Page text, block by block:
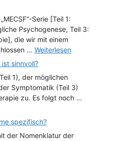
Serie [Teil 1:
Psychogenese, Teil 3:
die wir mit einem
... Weiterlesen
ist sinnvoll?
1), der möglichen
Symptomatik (Teil 3)
zu. Es folgt noch ...
spezifisch?
der Nomenklatur der